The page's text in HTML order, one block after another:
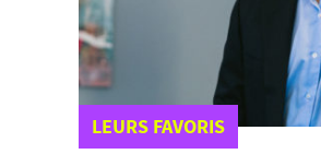
LEURS FAVORIS